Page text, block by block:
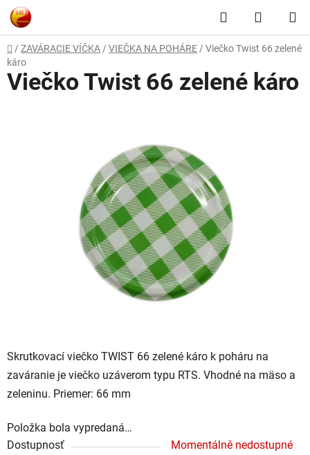
Prejsť
na
obsah
Hľadať
KOŠÍK
Domov
/ ZAVÁRACIE VÍČKA / VIEČKA NA POHÁRE / Viečko Twist 66 zelené
káro
Skrutkovací viečko TWIST 66 zelené káro k poháru na
zaváranie je viečko uzáverom typu RTS. Vhodné na mäso a
zeleninu. Priemer: 66 mm
Položka bola vypredaná…
Dostupnosť
Momentálně nedostupné
Viečko Twist 66 zelené káro